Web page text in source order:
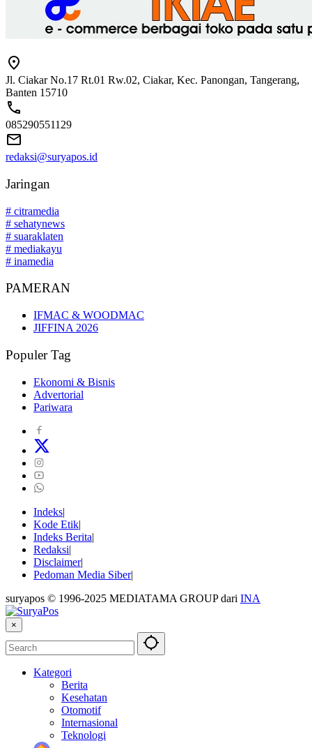
Jl. Ciakar No.17 Rt.01 Rw.02, Ciakar, Kec. Panongan, Tangerang,
Banten 15710
085290551129
redaksi@suryapos.id
Jaringan
# citramedia
# sehatynews
# suaraklaten
# mediakayu
# inamedia
PAMERAN
IFMAC & WOODMAC
JIFFINA 2026
Populer Tag
Ekonomi & Bisnis
Advertorial
Pariwara
Indeks
Kode Etik
Indeks Berita
Redaksi
Disclaimer
Pedoman Media Siber
suryapos © 1996-2025 MEDIATAMA GROUP dari INA
×
Kategori
Berita
Kesehatan
Otomotif
Internasional
Teknologi